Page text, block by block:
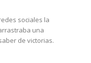
sociales la
una
de victorias.